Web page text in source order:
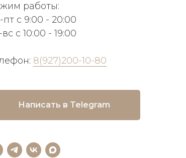
работы:
пт с 9:00 - 20:00
с 10:00 - 19:00
8(927)200-10-80
Написать в Telegram